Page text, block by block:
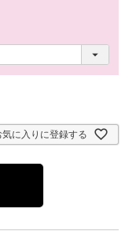
気に入りに登録する